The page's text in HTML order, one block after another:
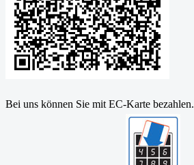
Bei uns können Sie mit EC-Karte bezahlen.